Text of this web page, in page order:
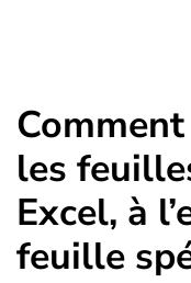
les
Excel, à
feuille